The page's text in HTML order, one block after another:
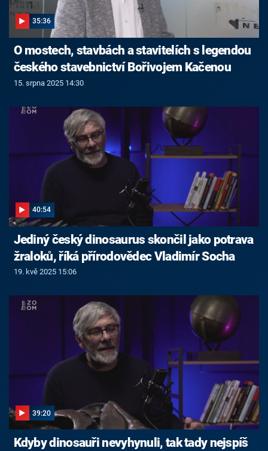
35:36
O mostech, stavbách a stavitelích s legendou
českého stavebnictví Bořivojem Kačenou
15. srpna 2025 14:30
40:54
Jediný český dinosaurus skončil jako potrava
žraloků, říká přírodovědec Vladimír Socha
19. kvě 2025 15:06
39:20
Kdyby dinosauři nevyhynuli, tak tady nejspíš